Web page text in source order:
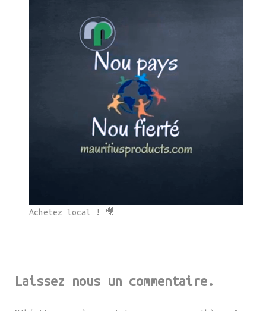
Achetez local ! 🎥
Laissez nous un commentaire.